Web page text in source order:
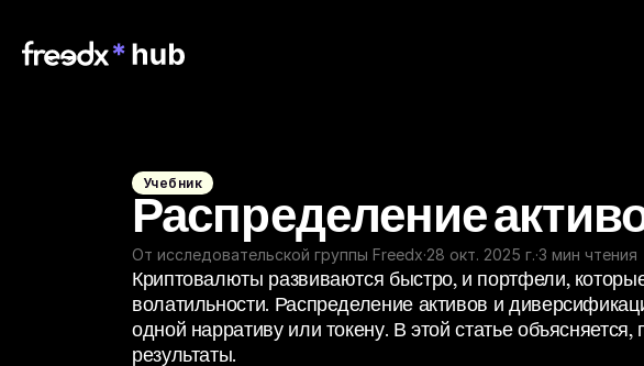
Учебник
Распределение
От исследовательской группы Freedx·28 окт. 2025 г.·3 мин чтения
Криптовалюты развиваются быстро, и портфели,
волатильности. Распределение активов и
одной нарративу или токену. В этой статье
результаты.